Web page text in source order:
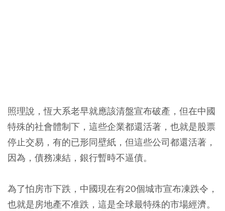
照理說，恆大系老早就應該清盤宣布破產，但在中國
特殊的社會體制下，這些企業都還活著，也就是股票
停止交易，有的已形同壁紙，但這些公司都還活著，
因為，債務凍結，銀行暫時不逼債。
為了怕房市下跌，中國現在有20個城市宣布凍跌令，
也就是房地產不准跌，這是全球最特殊的市場經濟。